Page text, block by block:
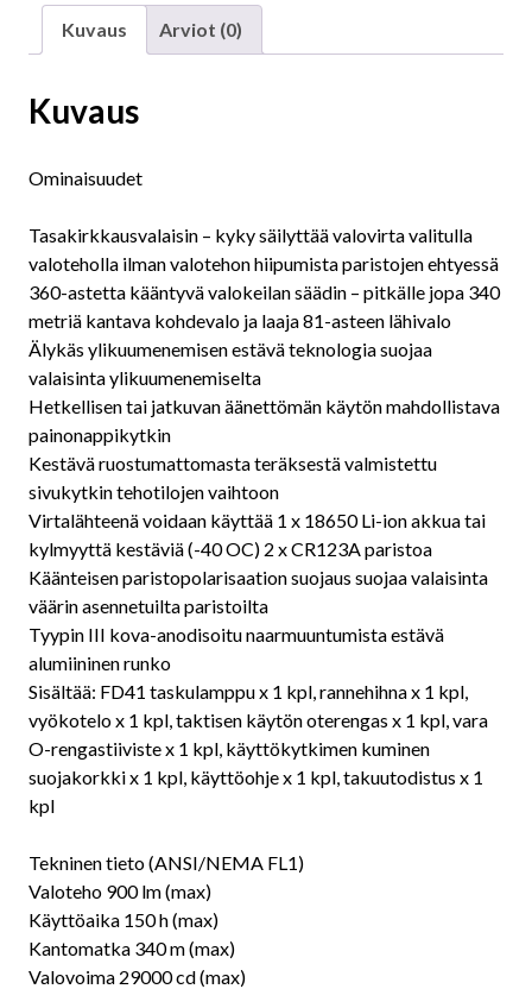
Kuvaus Arviot (0)
Kuvaus
Ominaisuudet
Tasakirkkausvalaisin – kyky säilyttää valovirta valitulla
valoteholla ilman valotehon hiipumista paristojen ehtyessä
360-astetta kääntyvä valokeilan säädin – pitkälle jopa 340
metriä kantava kohdevalo ja laaja 81-asteen lähivalo
Älykäs ylikuumenemisen estävä teknologia suojaa
valaisinta ylikuumenemiselta
Hetkellisen tai jatkuvan äänettömän käytön mahdollistava
painonappikytkin
Kestävä ruostumattomasta teräksestä valmistettu
sivukytkin tehotilojen vaihtoon
Virtalähteenä voidaan käyttää 1 x 18650 Li-ion akkua tai
kylmyyttä kestäviä (-40 OC) 2 x CR123A paristoa
Käänteisen paristopolarisaation suojaus suojaa valaisinta
väärin asennetuilta paristoilta
Tyypin III kova-anodisoitu naarmuuntumista estävä
alumiininen runko
Sisältää: FD41 taskulamppu x 1 kpl, rannehihna x 1 kpl,
vyökotelo x 1 kpl, taktisen käytön oterengas x 1 kpl, vara
O-rengastiiviste x 1 kpl, käyttökytkimen kuminen
suojakorkki x 1 kpl, käyttöohje x 1 kpl, takuutodistus x 1
kpl
Tekninen tieto (ANSI/NEMA FL1)
Valoteho 900 lm (max)
Käyttöaika 150 h (max)
Kantomatka 340 m (max)
Valovoima 29000 cd (max)